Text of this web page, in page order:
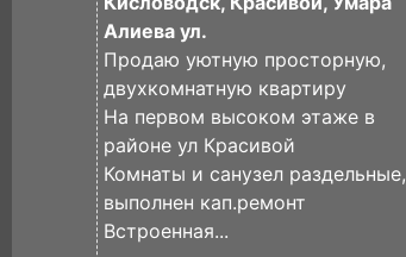
Алиева ул.
Продаю уютную просторную,
двухкомнатную квартиру
На первом высоком этаже в
районе ул Красивой
Комнаты и санузел раздельные,
выполнен кап.ремонт
Встроенная...